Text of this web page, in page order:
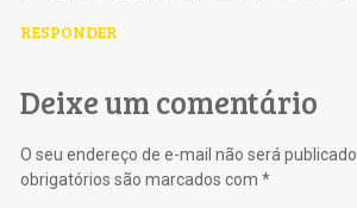
RESPONDER
Deixe um comentário
O seu endereço de e-mail não será publicado.
obrigatórios são marcados com *